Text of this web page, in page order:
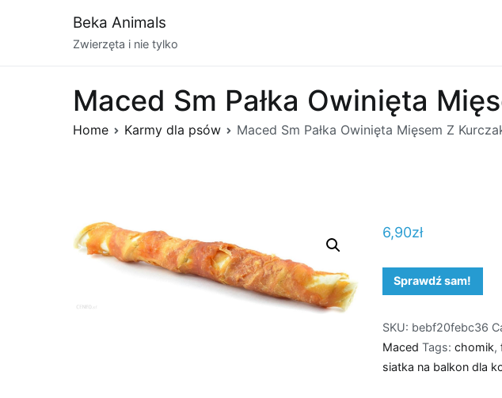
Beka Animals
Zwierzęta i nie tylko
Maced Sm Pałka Owinięta
Home Karmy dla psów Maced Sm Pałka Owinięta Mięsem Z
6,90zł
Sprawdź sam!
SKU: bebf20febc36
Maced Tags:chomik,
siatka na balkon dla